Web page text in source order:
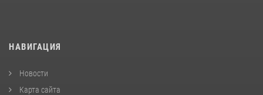
НАВИГАЦИЯ
Новости
Карта сайта